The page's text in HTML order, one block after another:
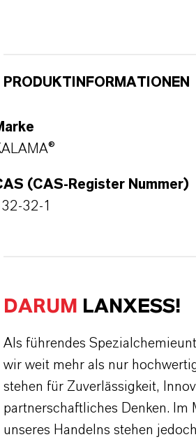
PRODUKTINFORMATIONEN
(CAS-Register Nummer)
32-1
DARUM LANXESS!
Als führendes
wir weit mehr als nur
stehen für Zuverlässigkeit,
partnerschaftliches Denken. Im
unseres Handelns stehen